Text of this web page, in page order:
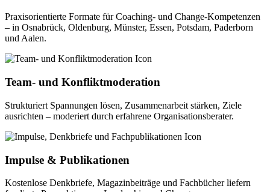
Praxisorientierte Formate für Coaching- und Change-Kompetenzen
– in Osnabrück, Oldenburg, Münster, Essen, Potsdam, Paderborn
und Aalen.
Team- und Konfliktmoderation
Strukturiert Spannungen lösen, Zusammenarbeit stärken, Ziele
ausrichten – moderiert durch erfahrene Organisationsberater.
Impulse & Publikationen
Kostenlose Denkbriefe, Magazinbeiträge und Fachbücher liefern